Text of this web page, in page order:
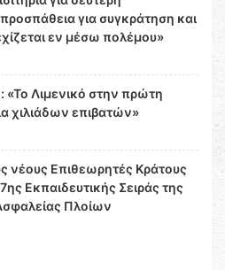
για συγκράτηση και
εν μέσω πολέμου»
«Το Λιμενικό στην πρώτη
χιλιάδων επιβατών»
νέους Επιθεωρητές Κράτους
Εκπαιδευτικής Σειράς της
Πλοίων